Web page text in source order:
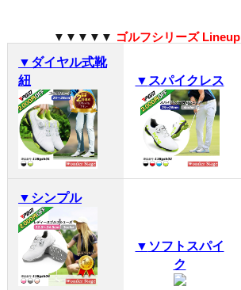
▼▼▼▼▼ ゴルフシリーズ Lineup
▼ ダイヤル式靴
紐
▼ スパイクレス
▼ シンプル
▼ ソフトスパイ
ク